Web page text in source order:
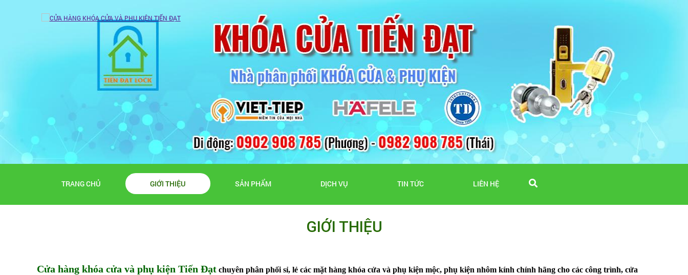
TRANG CHỦ GIỚI THIỆU SẢN PHẨM DỊCH VỤ TIN TỨC LIÊN HỆ
GIỚI THIỆU
Cửa hàng khóa cửa và phụ kiện Tiến Đạt chuyên phân phối sỉ, lẻ các mặt hàng khóa cửa và phụ kiện mộc, phụ kiện nhôm kính chính hãng cho các công trình, cửa